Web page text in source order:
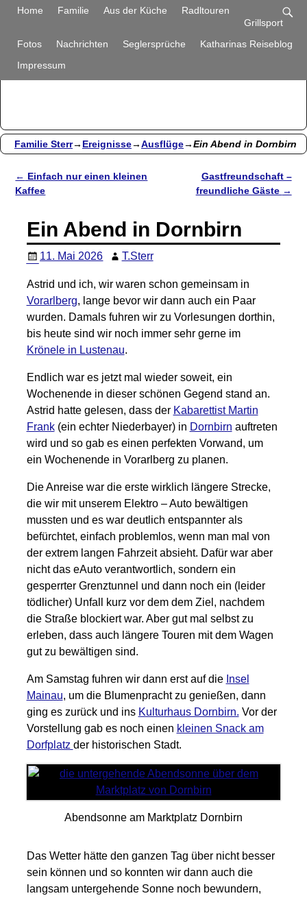
Home Familie Aus der Küche
Radltouren
Grillsport
Fotos
Nachrichten Seglersprüche
Katharinas Reiseblog
Impressum
Familie Sterr
Familie Sterr→ Ereignisse→Ausflüge→Ein Abend in Dornbirn
Artikelnavigation
← Einfach nur einen kleinen
Kaffee
Gastfreundschaft –
freundliche Gäste →
Ein Abend in Dornbirn
11. Mai 2026 T.Sterr
Astrid und ich, wir waren schon gemeinsam in
Vorarlberg, lange bevor wir dann auch ein Paar
wurden. Damals fuhren wir zu Vorlesungen dorthin,
bis heute sind wir noch immer sehr gerne im
Krönele in Lustenau.
Endlich war es jetzt mal wieder soweit, ein
Wochenende in dieser schönen Gegend stand an.
Astrid hatte gelesen, dass der Kabarettist Martin
Frank(ein echter Niederbayer) in Dornbirn auftreten
wird und so gab es einen perfekten Vorwand, um
ein Wochenende in Vorarlberg zu planen.
Die Anreise war die erste wirklich längere Strecke,
die wir mit unserem Elektro – Auto bewältigen
mussten und es war deutlich entspannter als
befürchtet, einfach problemlos, wenn man mal von
der extrem langen Fahrzeit absieht. Dafür war aber
nicht das eAuto verantwortlich, sondern ein
gesperrter Grenztunnel und dann noch ein (leider
tödlicher) Unfall kurz vor dem dem Ziel, nachdem
die Straße blockiert war. Aber gut mal selbst zu
erleben, dass auch längere Touren mit dem Wagen
gut zu bewältigen sind.
Am Samstag fuhren wir dann erst auf die Insel
Mainau, um die Blumenpracht zu genießen, dann
ging es zurück und ins Kulturhaus Dornbirn. Vor der
Vorstellung gab es noch einen kleinen Snack am
Dorfplatz der historischen Stadt.
Abendsonne am Marktplatz Dornbirn
Das Wetter hätte den ganzen Tag über nicht besser
sein können und so konnten wir dann auch die
langsam untergehende Sonne noch bewundern,